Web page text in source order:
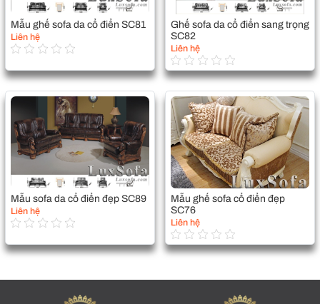
Mẫu ghế sofa da cổ điển SC81
Liên hệ
Ghế sofa da cổ điển sang trọng
SC82
Liên hệ
Mẫu sofa da cổ điển đẹp SC89
Liên hệ
Mẫu ghế sofa cổ điển đẹp
SC76
Liên hệ